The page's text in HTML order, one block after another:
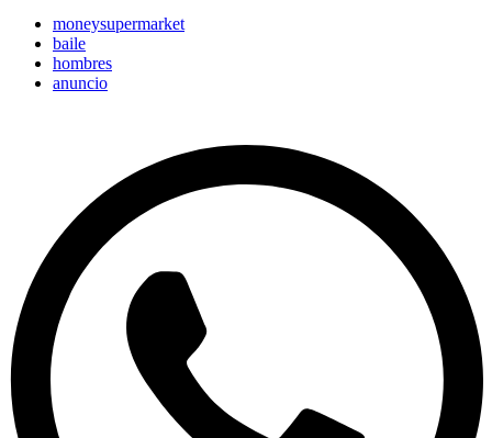
moneysupermarket
baile
hombres
anuncio